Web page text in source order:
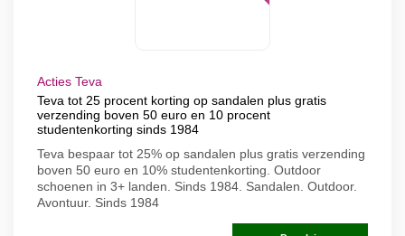
Acties Teva
Teva tot 25 procent korting op sandalen plus gratis
verzending boven 50 euro en 10 procent
studentenkorting sinds 1984
Teva bespaar tot 25% op sandalen plus gratis verzending
boven 50 euro en 10% studentenkorting. Outdoor
schoenen in 3+ landen. Sinds 1984. Sandalen. Outdoor.
Avontuur. Sinds 1984